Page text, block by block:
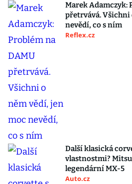
Marek Adamczyk:
přetrvává. Všichni
nevědí, co s ním
Reflex.cz
Další klasická
vlastnostmi?
legendární MX-5
Auto.cz